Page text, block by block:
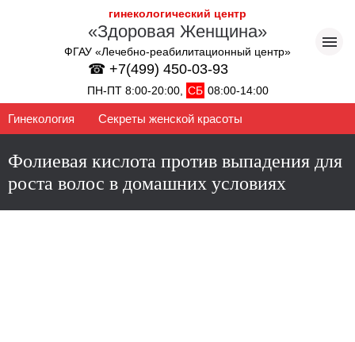
гинекологический центр
«Здоровая Женщина»
ФГАУ «Лечебно-реабилитационный центр»
☎ +7(499) 450-03-93
ПН-ПТ 8:00-20:00, СБ 08:00-14:00
Гинекология Секреты женской красоты
Фолиевая кислота против выпадения для
роста волос в домашних условиях